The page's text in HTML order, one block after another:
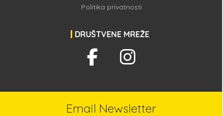
Politika privatnosti
DRUŠTVENE MREŽE
Email Newsletter